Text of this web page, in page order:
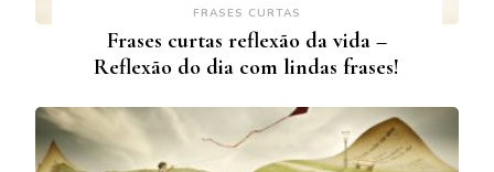
FRASES CURTAS
Frases curtas reflexão da vida –
Reflexão do dia com lindas frases!